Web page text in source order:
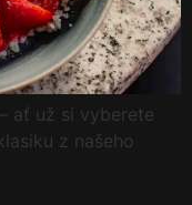
ať už si vyberete
z našeho